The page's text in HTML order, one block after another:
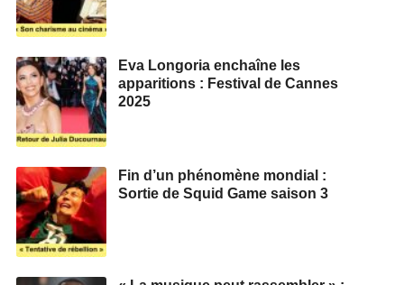
Eva Longoria enchaîne les
apparitions : Festival de Cannes
2025
Fin d’un phénomène mondial :
Sortie de Squid Game saison 3